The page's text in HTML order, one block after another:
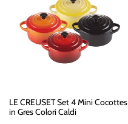
LE CREUSET Set 4 Mini Cocottes
in Gres Colori Caldi